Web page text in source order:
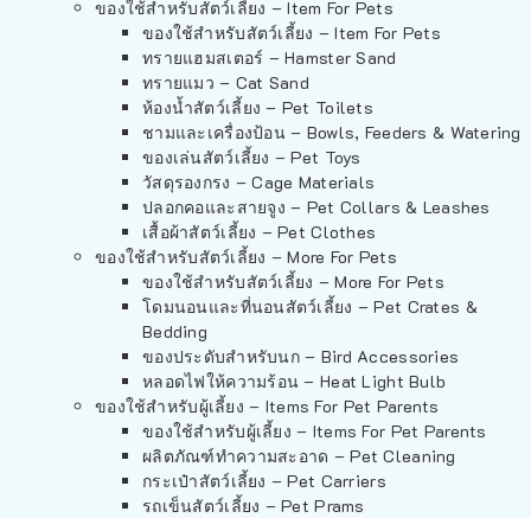
ของใช้สำหรับสัตว์เลี้ยง – Item For Pets
ของใช้สำหรับสัตว์เลี้ยง – Item For Pets
ทรายแฮมสเตอร์ – Hamster Sand
ทรายแมว – Cat Sand
ห้องน้ำสัตว์เลี้ยง – Pet Toilets
ชามและเครื่องป้อน – Bowls, Feeders & Watering
ของเล่นสัตว์เลี้ยง – Pet Toys
วัสดุรองกรง – Cage Materials
ปลอกคอและสายจูง – Pet Collars & Leashes
เสื้อผ้าสัตว์เลี้ยง – Pet Clothes
ของใช้สำหรับสัตว์เลี้ยง – More For Pets
ของใช้สำหรับสัตว์เลี้ยง – More For Pets
โดมนอนและที่นอนสัตว์เลี้ยง – Pet Crates &
Bedding
ของประดับสำหรับนก – Bird Accessories
หลอดไฟให้ความร้อน – Heat Light Bulb
ของใช้สำหรับผู้เลี้ยง – Items For Pet Parents
ของใช้สำหรับผู้เลี้ยง – Items For Pet Parents
ผลิตภัณฑ์ทำความสะอาด – Pet Cleaning
กระเป๋าสัตว์เลี้ยง – Pet Carriers
รถเข็นสัตว์เลี้ยง – Pet Prams